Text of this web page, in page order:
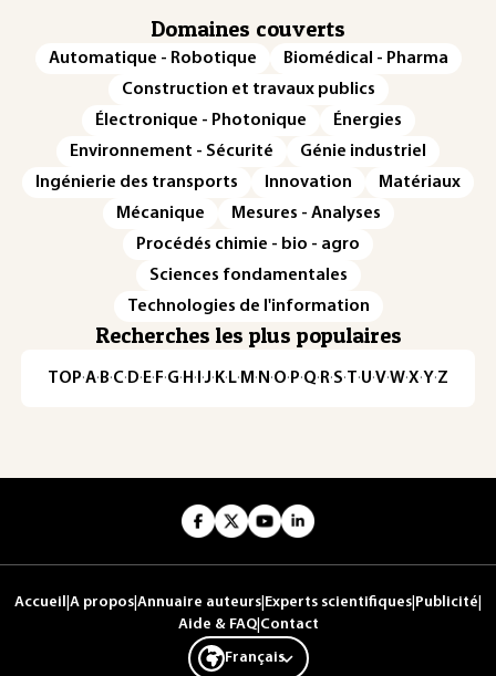
Domaines couverts
Automatique - Robotique
Biomédical - Pharma
Construction et travaux publics
Électronique - Photonique
Énergies
Environnement - Sécurité
Génie industriel
Ingénierie des transports
Innovation
Matériaux
Mécanique
Mesures - Analyses
Procédés chimie - bio - agro
Sciences fondamentales
Technologies de l'information
Recherches les plus populaires
TOP·A·B·C· D· E· F·G· H · ·J· K· L· M · N ·O· P·Q· R·S·T·U·V·W·X·Y·Z
Accueil A propos Annuaire auteurs Experts scientifiques Publicité
Aide & FAQ| Contact
Français